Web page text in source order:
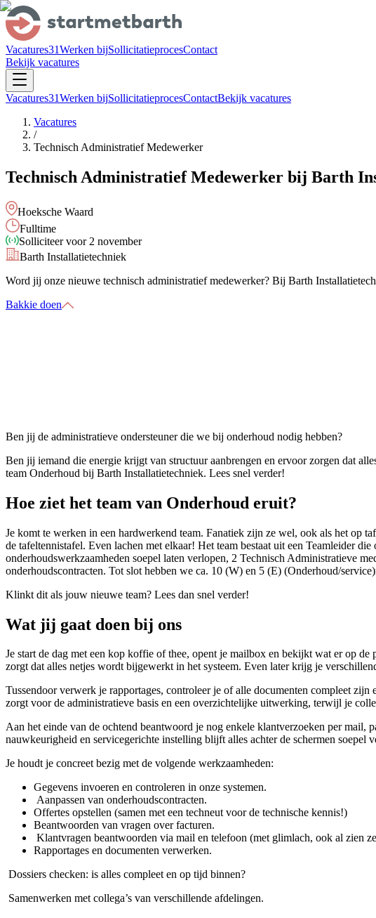
Vacatures31Werken bijSollicitatieprocesContact
Bekijk vacatures
Vacatures31Werken bijSollicitatieprocesContactBekijk vacatures
Vacatures
/
Technisch Administratief Medewerker
Technisch Administratief Medewerker bij Barth
Hoeksche Waard
Fulltime
Solliciteer voor 2 november
Barth Installatietechniek
Word jij onze nieuwe technisch administratief medewerker? Bij Barth
Bakkie doen
Ben jij de administratieve ondersteuner die we bij onderhoud nodig hebben?
Ben jij iemand die energie krijgt van structuur aanbrengen en ervoor zorgen dat
team Onderhoud bij Barth Installatietechniek. Lees snel verder!
Hoe ziet het team van Onderhoud eruit?
Je komt te werken in een hardwerkend team. Fanatiek zijn ze wel, ook als het op
de tafeltennistafel. Even lachen met elkaar! Het team bestaat uit een Teamleider
onderhoudswerkzaamheden soepel laten verlopen, 2 Technisch Administratieve
onderhoudscontracten. Tot slot hebben we ca. 10 (W) en 5 (E) (Onderhoud/
Klinkt dit als jouw nieuwe team? Lees dan snel verder!
Wat jij gaat doen bij ons
Je start de dag met een kop koffie of thee, opent je mailbox en bekijkt wat er op
zorgt dat alles netjes wordt bijgewerkt in het systeem. Even later krijg je
Tussendoor verwerk je rapportages, controleer je of alle documenten compleet
zorgt voor de administratieve basis en een overzichtelijke uitwerking, terwijl je
Aan het einde van de ochtend beantwoord je nog enkele klantverzoeken per mail,
nauwkeurigheid en servicegerichte instelling blijft alles achter de schermen soepel
Je houdt je concreet bezig met de volgende werkzaamheden:
Gegevens invoeren en controleren in onze systemen.
Aanpassen van onderhoudscontracten.
Offertes opstellen (samen met een techneut voor de technische kennis!)
Beantwoorden van vragen over facturen.
Klantvragen beantwoorden via mail en telefoon (met glimlach, ook al zien
Rapportages en documenten verwerken.
Dossiers checken: is alles compleet en op tijd binnen?
Samenwerken met collega’s van verschillende afdelingen.